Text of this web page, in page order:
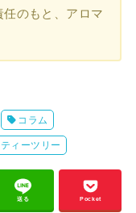
のもと、アロマ
コラム
ティーツリー
送る Pocket